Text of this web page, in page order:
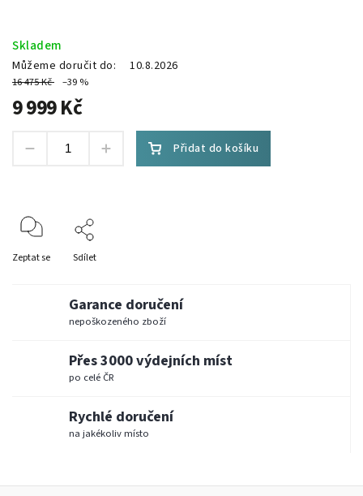
16 475 Kč –39 %
9 999 Kč
Skladem
Můžeme doručit do: 10.8.2026
Přidat do košíku
Zeptat se Sdílet
Garance doručení
nepoškozeného zboží
Přes 3000 výdejních míst
po celé ČR
Rychlé doručení
na jakékoliv místo